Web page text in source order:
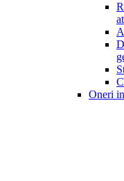
Oneri